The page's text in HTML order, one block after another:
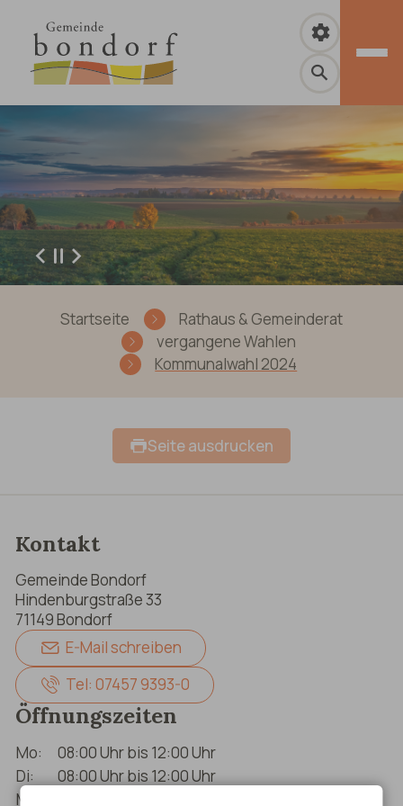
ZurückWeiter
Startseite
Rathaus & Gemeinderat
vergangene Wahlen
Kommunalwahl 2024
Seite ausdrucken
Kontakt
Gemeinde Bondorf
Hindenburgstraße 33
71149 Bondorf
E-Mail schreiben
Tel: 07457 9393-0
Öffnungszeiten
Mo:
08:00 Uhr bis 12:00 Uhr
Di:
08:00 Uhr bis 12:00 Uhr
Mi: